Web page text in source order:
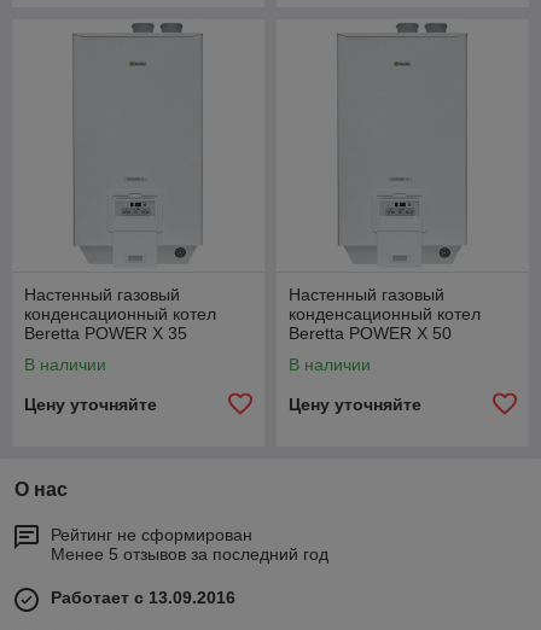
Настенный газовый
конденсационный котел
Beretta POWER X 35
В наличии
Цену уточняйте
Настенный газовый
конденсационный котел
Beretta POWER X 50
В наличии
Цену уточняйте
О нас
Рейтинг не сформирован
Менее 5 отзывов за последний год
Работает с 13.09.2016